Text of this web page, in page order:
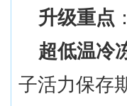
升级重点 ：
超低温冷
子活力保存